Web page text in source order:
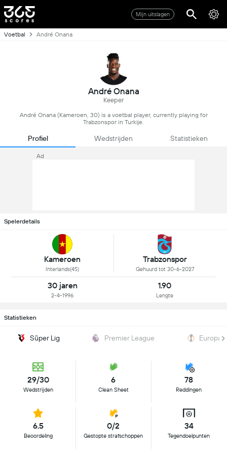
Mijn uitslagen
Voetbal André Onana
André Onana
Keeper
André Onana (Kameroen, 30) is a voetbal player, currently playing for
Trabzonspor in Turkije.
Profiel Wedstrijden Statistieken
Ad
Spelerdetails
Kameroen
Interlands(45)
Trabzonspor
Gehuurd tot 30-6-2027
30 jaren
2-4-1996
1.90
Lengte
Statistieken
Süper Lig Premier League Europa
29/30
Wedstrijden
6
Clean Sheet
78
Reddingen
6.5
Beoordeling
0/2
Gestopte strafschoppen
34
Tegendoelpunten